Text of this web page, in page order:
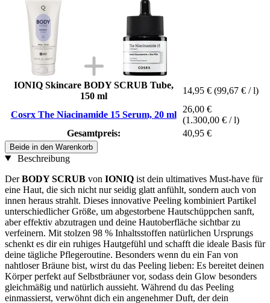
IONIQ Skincare BODY SCRUB Tube,
150 ml
14,95 € (99,67 € / l)
Cosrx The Niacinamide 15 Serum, 20 ml
26,00 €
(1.300,00 € / l)
Gesamtpreis:
40,95 €
Beide in den Warenkorb
Beschreibung
DerBODY SCRUB von IONIQ ist dein ultimatives Must-have für
eine Haut, die sich nicht nur seidig glatt anfühlt, sondern auch von
innen heraus strahlt. Dieses innovative Peeling kombiniert Partikel
unterschiedlicher Größe, um abgestorbene Hautschüppchen sanft,
aber effektiv abzutragen und deine Hautoberfläche sichtbar zu
verfeinern. Mit stolzen 98 % Inhaltsstoffen natürlichen Ursprungs
schenkt es dir ein ruhiges Hautgefühl und schafft die ideale Basis für
deine tägliche Pflegeroutine. Besonders wenn du ein Fan von
nahtloser Bräune bist, wirst du das Peeling lieben: Es bereitet deinen
Körper perfekt auf Selbstbräuner vor, sodass dein Glow besonders
gleichmäßig und natürlich aussieht. Während du das Peeling
einmassierst, verwöhnt dich ein angenehmer Duft, der dein